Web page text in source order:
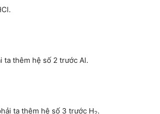
ta thêm hệ số 2 trước Al.
ta thêm hệ số 3 trước H .